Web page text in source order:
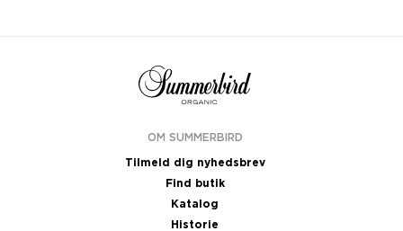
OM SUMMERBIRD
Tilmeld dig nyhedsbrev
Find butik
Katalog
Historie